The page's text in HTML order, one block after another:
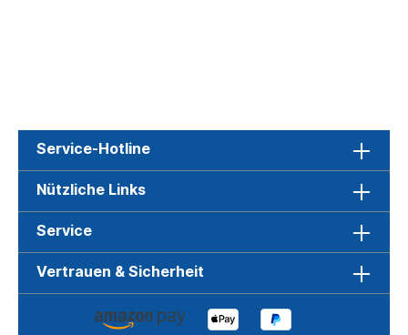
Service-Hotline
Nützliche Links
Service
Vertrauen & Sicherheit